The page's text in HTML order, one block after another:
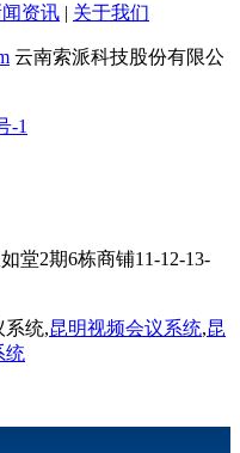
资讯 | 关于我们
云南索派科技股份有限公
-1
堂2期6栋商铺11-12-13-
系统,昆明视频会议系统,昆
统